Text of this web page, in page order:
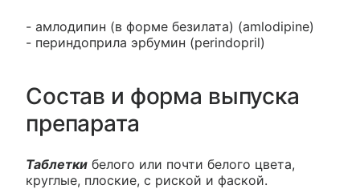
- амлодипин (в форме безилата) (amlodipine)
- периндоприла эрбумин (perindopril)
Состав и форма выпуска
препарата
Таблетки белого или почти белого цвета,
круглые, плоские, с риской и фаской.